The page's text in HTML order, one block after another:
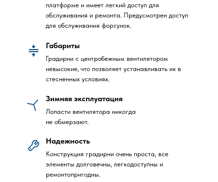
платформе и имеет легкий доступ для
обслуживания и ремонта. Предусмотрен доступ
для обслуживания форсунок.
Габариты
Градирни с центробежным вентилятором
невысокие, что позволяет устанавливать их в
стесненных условиях.
Конструкция градирни очень проста, все
элементы долговечны, легкодоступны и
ремонтопригодны.
Надежность
Лопасти вентилятора никогда
не обмерзают.
Зимняя эксплуатация